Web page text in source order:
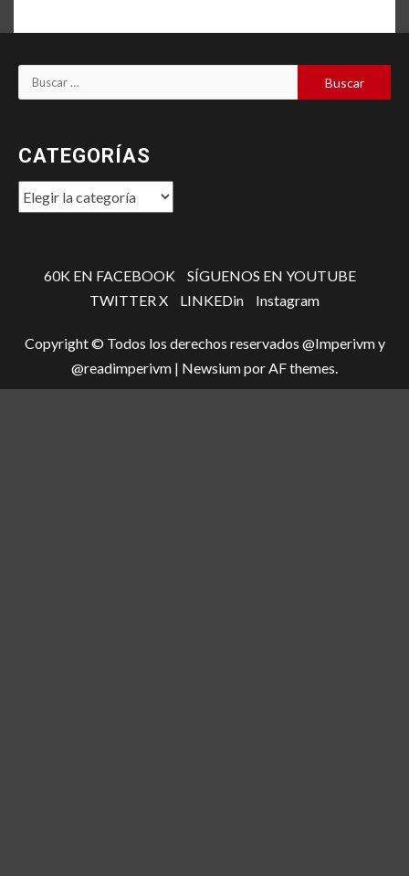
Buscar:
CATEGORÍAS
Categorías
60K EN FACEBOOK
SÍGUENOS EN YOUTUBE
TWITTER X
LINKEDin Instagram
Copyright © Todos los derechos reservados @Imperivm y
@readimperivm | Newsiumpor AF themes.